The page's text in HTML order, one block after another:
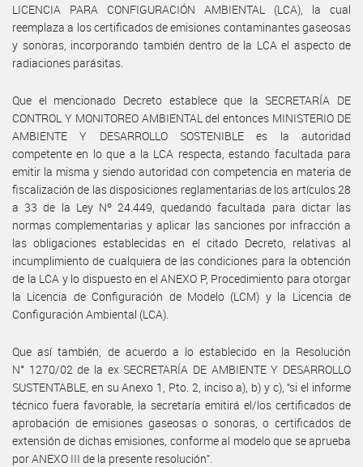
LICENCIA PARA CONFIGURACIÓN AMBIENTAL (LCA), la cual
reemplaza a los certificados de emisiones contaminantes gaseosas
y sonoras, incorporando también dentro de la LCA el aspecto de
radiaciones parásitas.
Que el mencionado Decreto establece que la SECRETARÍA DE
CONTROL Y MONITOREO AMBIENTAL del entonces MINISTERIO DE
AMBIENTE Y DESARROLLO SOSTENIBLE es la autoridad
competente en lo que a la LCA respecta, estando facultada para
emitir la misma y siendo autoridad con competencia en materia de
fiscalización de las disposiciones reglamentarias de los artículos 28
a 33 de la Ley Nº 24.449, quedando facultada para dictar las
normas complementarias y aplicar las sanciones por infracción a
las obligaciones establecidas en el citado Decreto, relativas al
incumplimiento de cualquiera de las condiciones para la obtención
de la LCA y lo dispuesto en el ANEXO P, Procedimiento para otorgar
la Licencia de Configuración de Modelo (LCM) y la Licencia de
Configuración Ambiental (LCA).
Que así también, de acuerdo a lo establecido en la Resolución
N° 1270/02 de la ex SECRETARÍA DE AMBIENTE Y DESARROLLO
SUSTENTABLE, en su Anexo 1, Pto. 2, inciso a), b) y c), “si el informe
técnico fuera favorable, la secretaría emitirá el/los certificados de
aprobación de emisiones gaseosas o sonoras, o certificados de
extensión de dichas emisiones, conforme al modelo que se aprueba
por ANEXO III de la presente resolución”.